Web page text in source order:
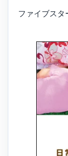
ファイブスタ